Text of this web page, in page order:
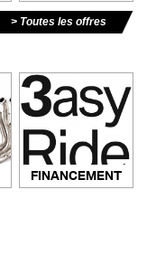
Toutes les offres
FINANCEMENT